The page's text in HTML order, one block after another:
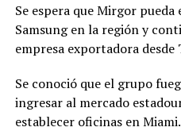
Se espera que Mirgor
Samsung en la región y
empresa exportadora desde
Se conoció que el grupo
ingresar al mercado
establecer oficinas en Miami.